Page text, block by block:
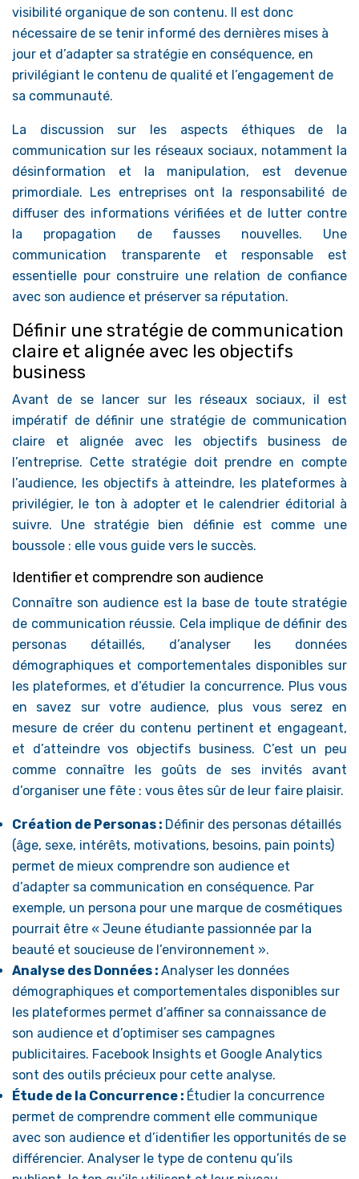
visibilité organique de son contenu. Il est donc
nécessaire de se tenir informé des dernières mises à
jour et d’adapter sa stratégie en conséquence, en
privilégiant le contenu de qualité et l’engagement de
sa communauté.
La discussion sur les aspects éthiques de la
communication sur les réseaux sociaux, notamment la
désinformation et la manipulation, est devenue
primordiale. Les entreprises ont la responsabilité de
diffuser des informations vérifiées et de lutter contre
la propagation de fausses nouvelles. Une
communication transparente et responsable est
essentielle pour construire une relation de confiance
avec son audience et préserver sa réputation.
Définir une stratégie de communication
claire et alignée avec les objectifs
business
Avant de se lancer sur les réseaux sociaux, il est
impératif de définir une stratégie de communication
claire et alignée avec les objectifs business de
l’entreprise. Cette stratégie doit prendre en compte
l’audience, les objectifs à atteindre, les plateformes à
privilégier, le ton à adopter et le calendrier éditorial à
suivre. Une stratégie bien définie est comme une
boussole : elle vous guide vers le succès.
Identifier et comprendre son audience
Connaître son audience est la base de toute stratégie
de communication réussie. Cela implique de définir des
personas détaillés, d’analyser les données
démographiques et comportementales disponibles sur
les plateformes, et d’étudier la concurrence. Plus vous
en savez sur votre audience, plus vous serez en
mesure de créer du contenu pertinent et engageant,
et d’atteindre vos objectifs business. C’est un peu
comme connaître les goûts de ses invités avant
d’organiser une fête : vous êtes sûr de leur faire plaisir.
Création de Personas : Définir des personas détaillés
(âge, sexe, intérêts, motivations, besoins, pain points)
permet de mieux comprendre son audience et
d’adapter sa communication en conséquence. Par
exemple, un persona pour une marque de cosmétiques
pourrait être « Jeune étudiante passionnée par la
beauté et soucieuse de l’environnement ».
Analyse des Données : Analyser les données
démographiques et comportementales disponibles sur
les plateformes permet d’affiner sa connaissance de
son audience et d’optimiser ses campagnes
publicitaires. Facebook Insights et Google Analytics
sont des outils précieux pour cette analyse.
Étude de la Concurrence : Étudier la concurrence
permet de comprendre comment elle communique
avec son audience et d’identifier les opportunités de se
différencier. Analyser le type de contenu qu’ils